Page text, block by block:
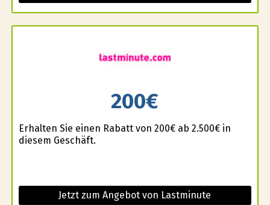
200€
Erhalten Sie einen Rabatt von 200€ ab 2.500€ in
diesem Geschäft.
Jetzt zum Angebot von Lastminute